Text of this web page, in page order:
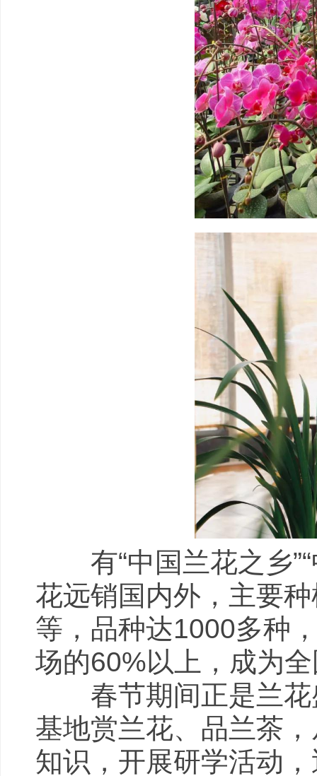
有“中国兰花之乡”“
花远销国内外，主要
等，品种达1000多种
场的60%以上，成为
春节期间正是兰花
基地赏兰花、品兰茶
知识，开展研学活动